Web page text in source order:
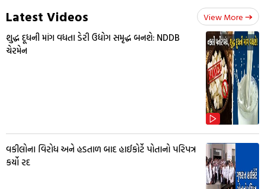
Latest Videos View More
શુદ્ધ દૂધની માંગ વધતા ડેરી ઉદ્યોગ સમૃદ્ધ બનશે: NDDB
ચેરમેન
વકીલોના વિરોધ અને હડતાળ બાદ હાઈકોર્ટે પોતાનો પરિપત્ર
કર્યો રદ